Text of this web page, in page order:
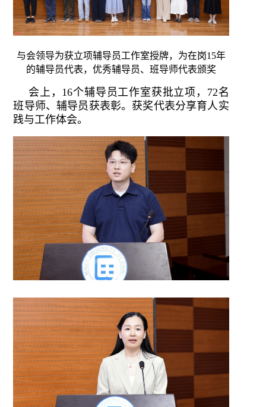
与会领导为获立项辅导员工作室授牌，为在岗15年
的辅导员代表，优秀辅导员、班导师代表颁奖
会上，16个辅导员工作室获批立项，72名
班导师、辅导员获表彰。获奖代表分享育人实
践与工作体会。